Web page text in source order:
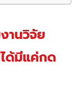
านวิจัย
ได้มีแค่กด